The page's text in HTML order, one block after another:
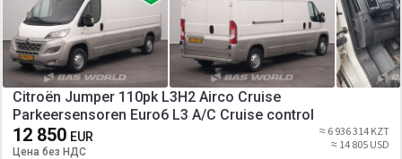
Citroën Jumper 110pk L3H2 Airco Cruise
Parkeersensoren Euro6 L3 A/C Cruise control
12 850 EUR
Цена без НДС
≈ 6 936 314 KZT
≈ 14 805 USD